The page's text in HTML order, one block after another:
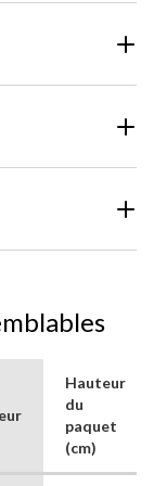
Hauteur
du
paquet
(cm)